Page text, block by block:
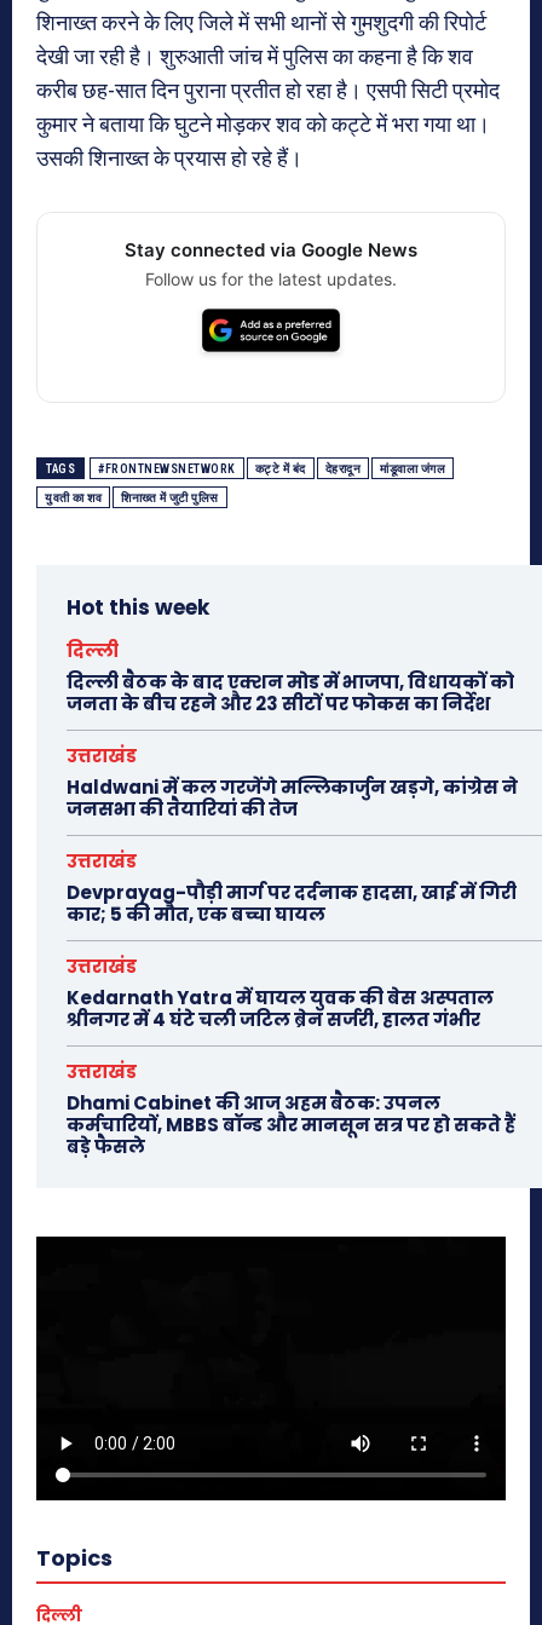
शिनाख्त करने के लिए जिले में सभी थानों से गुमशुदगी की रिपोर्ट
देखी जा रही है। शुरुआती जांच में पुलिस का कहना है कि शव
करीब छह-सात दिन पुराना प्रतीत हो रहा है। एसपी सिटी प्रमोद
कुमार ने बताया कि घुटने मोड़कर शव को कट्टे में भरा गया था।
उसकी शिनाख्त के प्रयास हो रहे हैं।
Stay connected via Google News
Follow us for the latest updates.
TAGS #FRONTNEWSNETWORK कट्टे में बंद देहरादून मांडूवाला जंगल
युवती का शव शिनाख्त में जुटी पुलिस
Hot this week
दिल्ली
दिल्ली बैठक के बाद एक्शन मोड में भाजपा, विधायकों को
जनता के बीच रहने और 23 सीटों पर फोकस का निर्देश
उत्तराखंड
Haldwani में कल गरजेंगे मल्लिकार्जुन खड़गे, कांग्रेस ने
जनसभा की तैयारियां की तेज
उत्तराखंड
Devprayag-पौड़ी मार्ग पर दर्दनाक हादसा, खाई में गिरी
कार; 5 की मौत, एक बच्चा घायल
उत्तराखंड
Kedarnath Yatra में घायल युवक की बेस अस्पताल
श्रीनगर में 4 घंटे चली जटिल ब्रेन सर्जरी, हालत गंभीर
उत्तराखंड
Dhami Cabinet की आज अहम बैठक: उपनल
कर्मचारियों, MBBS बॉन्ड और मानसून सत्र पर हो सकते हैं
बड़े फैसले
Topics
दिल्ली